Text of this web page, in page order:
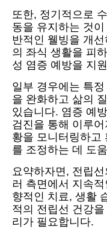
또한, 정기적으로
동을 유지하는 것
반적인 웰빙을 개
의 좌식 생활을 피
성 염증 예방을 지
일부 경우에는 특
을 완화하고 삶의
있습니다. 염증 예
검진을 통해 이루
황을 모니터링하고
를 조정하는 데 도
요약하자면, 전립
러 측면에서 지속
향적인 치료, 생활
적의 전립선 건강
리가 필요합니다.